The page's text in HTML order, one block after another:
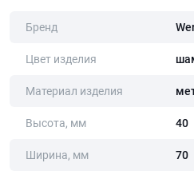
Бренд
Цвет изделия
Материал изделия
Высота, мм 40
Ширина, мм 70